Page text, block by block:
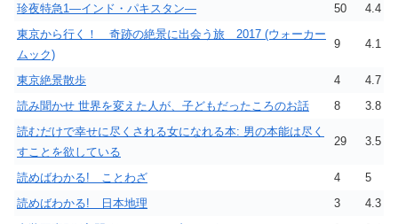
珍夜特急1―インド・パキスタン―
50
4.4
東京から行く！ 奇跡の絶景に出会う旅 2017 (ウォーカー
ムック)
9 4.1
東京絶景散歩 4
4.7
読み聞かせ 世界を変えた人が、子どもだったころのお話
8
3.8
読むだけで幸せに尽くされる女になれる本: 男の本能は尽く
すことを欲している
29 3.5
読めばわかる! ことわざ 4
5
読めばわかる! 日本地理
3
4.3